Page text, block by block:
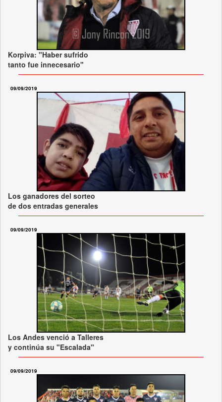
Korpiva: "Haber sufrido
tanto fue innecesario"
09/09/2019
Los ganadores del sorteo
de dos entradas generales
09/09/2019
Los Andes venció a Talleres
y continúa su "Escalada"
09/09/2019